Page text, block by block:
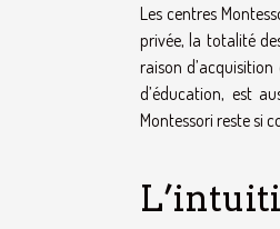
Les centres
privée, la totalité
raison
d’éducation, est
Montessori reste si